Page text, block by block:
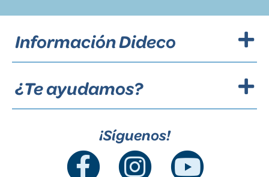
Información Dideco
¿Te ayudamos?
¡Síguenos!